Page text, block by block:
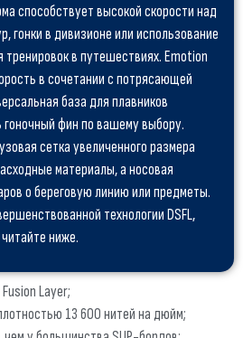
способствует высокой скорости над
гонки в дивизионе или использование
тренировок в путешествиях. Emotion
в сочетании с потрясающей
база для плавников
гоночный фин по вашему выбору.
сетка увеличенного размера
материалы, а носовая
о береговую линию или предметы.
технологии DSFL,
ниже.
Layer;
13 600 нитей на дюйм;